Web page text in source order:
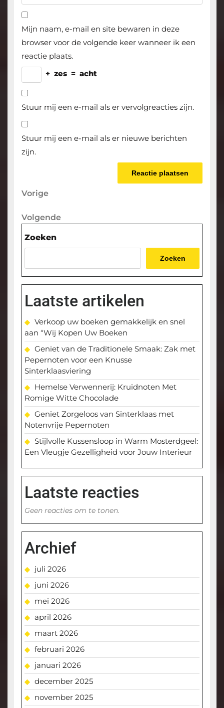
Mijn naam, e-mail en site bewaren in deze
browser voor de volgende keer wanneer ik een
reactie plaats.
+ zes = acht
Stuur mij een e-mail als er vervolgreacties zijn.
Stuur mij een e-mail als er nieuwe berichten
zijn.
Berichtnavigatie
Vorige
Vorige
Volgende
Volgende
Zoeken
Zoeken
Laatste artikelen
Verkoop uw boeken gemakkelijk en snel
aan “Wij Kopen Uw Boeken
Geniet van de Traditionele Smaak: Zak met
Pepernoten voor een Knusse
Sinterklaasviering
Hemelse Verwennerij: Kruidnoten Met
Romige Witte Chocolade
Geniet Zorgeloos van Sinterklaas met
Notenvrije Pepernoten
Stijlvolle Kussensloop in Warm Mosterdgeel:
Een Vleugje Gezelligheid voor Jouw Interieur
Laatste reacties
Geen reacties om te tonen.
Archief
juli 2026
juni 2026
mei 2026
april 2026
maart 2026
februari 2026
januari 2026
december 2025
november 2025